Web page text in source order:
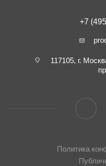
+7
117105, г.
Политика